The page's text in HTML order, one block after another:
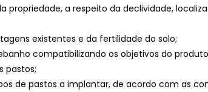
propriedade, a respeito da declividade,
existentes e da fertilidade do solo;
compatibilizando os objetivos do
pastos;
de pastos a implantar, de acordo com as